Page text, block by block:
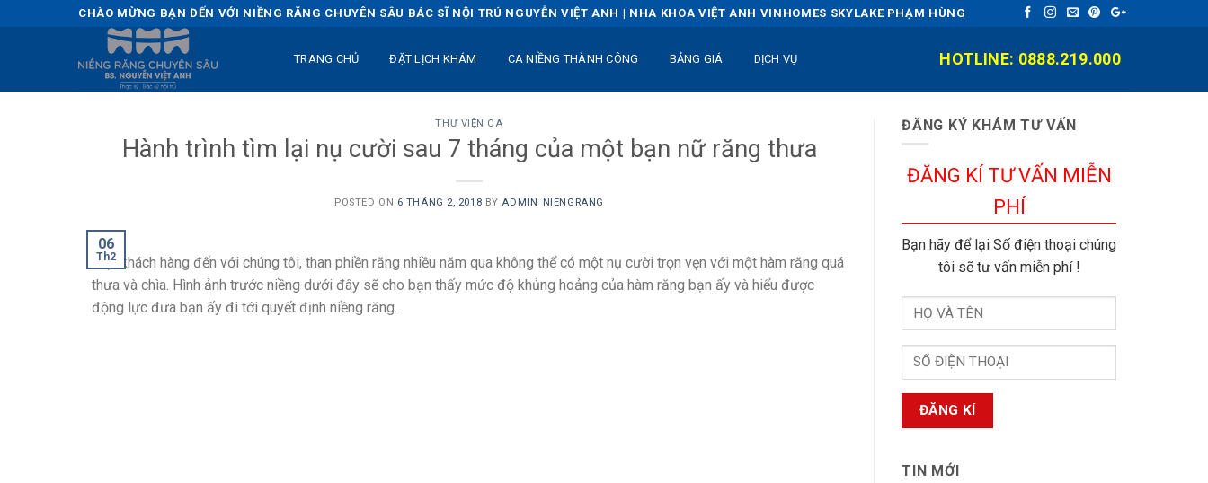
to
CHÀO MỪNG BẠN ĐẾN VỚI NIỀNG RĂNG CHUYÊN SÂU BÁC SĨ NỘI TRÚ NGUYỄN VIỆT ANH | NHA KHOA VIỆT ANH VINHOMES SKYLAKE PHẠM HÙNG
TRANG CHỦ ĐẶT LỊCH KHÁM CA NIỀNG THÀNH CÔNG BẢNG GIÁ DỊCH VỤ HOTLINE: 0888.219.000
THƯ VIỆN CA
Hành trình tìm lại nụ cười sau 7 tháng của một bạn nữ răng thưa
POSTED ON 6 THÁNG 2, 2018 BY ADMIN_NIENGRANG
06
Th2
Một khách hàng đến với chúng tôi, than phiền răng nhiều năm qua không thể có một nụ cười trọn vẹn với một hàm răng quá
thưa và chìa. Hình ảnh trước niềng dưới đây sẽ cho bạn thấy mức độ khủng hoảng của hàm răng bạn ấy và hiểu được
động lực đưa bạn ấy đi tới quyết định niềng răng.
ĐĂNG KÝ KHÁM TƯ VẤN
ĐĂNG KÍ TƯ VẤN MIỄN
PHÍ
Bạn hãy để lại Số điện thoại chúng
tôi sẽ tư vấn miễn phí !
TIN MỚI